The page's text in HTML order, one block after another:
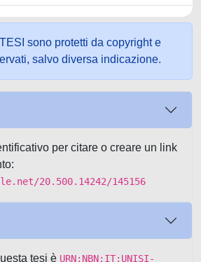
sono protetti da copyright e
salvo diversa indicazione.
per citare o creare un link
20.500.14242/145156
tesi è URN:NBN:IT:UNISI-